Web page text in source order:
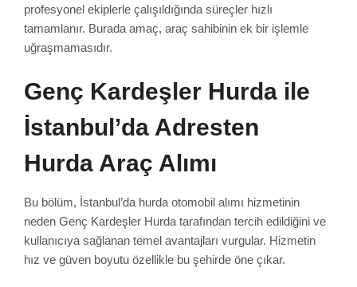
profesyonel ekiplerle çalışıldığında süreçler hızlı
tamamlanır. Burada amaç, araç sahibinin ek bir işlemle
uğraşmamasıdır.
Genç Kardeşler Hurda ile
İstanbul’da Adresten
Hurda Araç Alımı
Bu bölüm, İstanbul’da hurda otomobil alımı hizmetinin
neden Genç Kardeşler Hurda tarafından tercih edildiğini ve
kullanıcıya sağlanan temel avantajları vurgular. Hizmetin
hız ve güven boyutu özellikle bu şehirde öne çıkar.